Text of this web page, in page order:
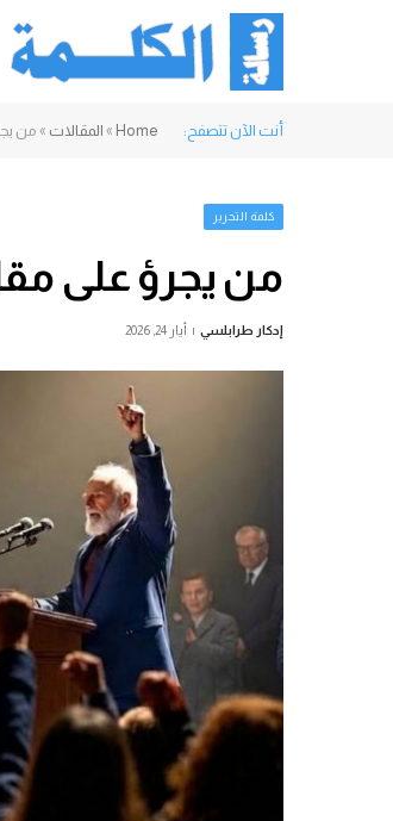
أنت الآن تتصفح: Home
» المقالات » من
كلمة التحرير
من يجرؤ على
إدكار طرابلسي أيار 24, 2026